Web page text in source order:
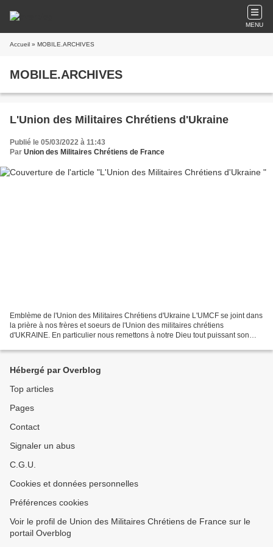
MENU
Accueil » MOBILE.ARCHIVES
MOBILE.ARCHIVES
L'Union des Militaires Chrétiens d'Ukraine
Publié le 05/03/2022 à 11:43
Par Union des Militaires Chrétiens de France
Emblème de l'Union des Militaires Chrétiens d'Ukraine L'UMCF se joint dans
la prière à nos frères et soeurs de l'Union des militaires chrétiens
d'UKRAINE. En particulier nous remettons à notre Dieu tout puissant son
Hébergé par Overblog
Top articles
Pages
Contact
Signaler un abus
C.G.U.
Cookies et données personnelles
Préférences cookies
Voir le profil de Union des Militaires Chrétiens de France sur le
portail Overblog